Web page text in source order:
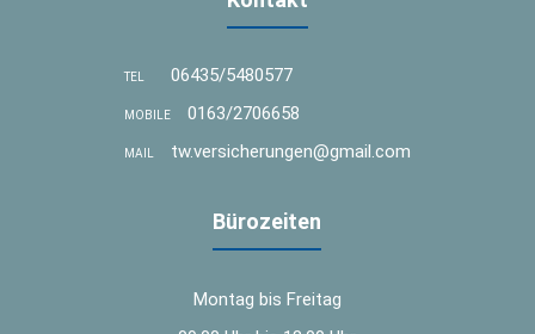
TEL 06435/5480577
MOBILE 0163/2706658
MAIL tw.versicherungen@gmail.com
Bürozeiten
Montag bis Freitag